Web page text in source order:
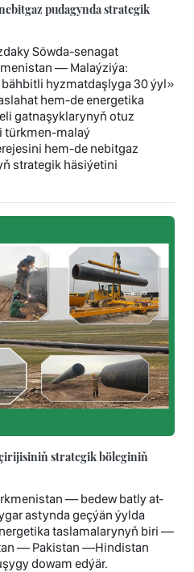
pudagynda strategik
Söwda-senagat
— Malaýziýa:
hyzmatdaşlyga 30 ýyl»
hem-de energetika
gatnaşyklarynyň otuz
türkmen-malaý
hem-de nebitgaz
strategik häsiýetini
strategik böleginiň
— bedew batly at-
astynda geçýän ýylda
taslamalarynyň biri —
— Pakistan —Hindistan
dowam edýär.